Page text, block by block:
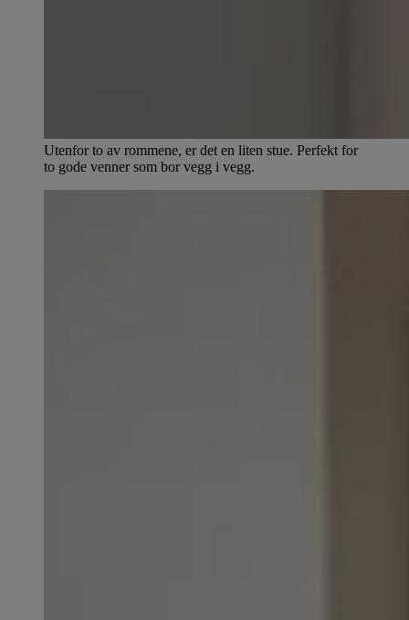
Utenfor to av rommene, er det en liten stue. Perfekt for
to gode venner som bor vegg i vegg.